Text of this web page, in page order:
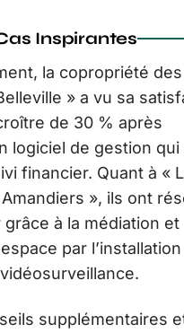
Inspirantes
la copropriété des
» a vu sa
de 30 % après
logiciel de gestion qui
financier. Quant à «
», ils ont
à la médiation et
par
supplémentaires